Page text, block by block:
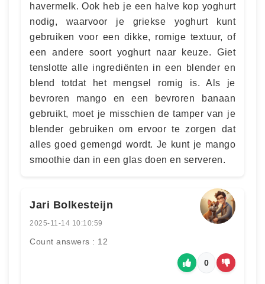
havermelk. Ook heb je een halve kop yoghurt
nodig, waarvoor je griekse yoghurt kunt
gebruiken voor een dikke, romige textuur, of
een andere soort yoghurt naar keuze. Giet
tenslotte alle ingrediënten in een blender en
blend totdat het mengsel romig is. Als je
bevroren mango en een bevroren banaan
gebruikt, moet je misschien de tamper van je
blender gebruiken om ervoor te zorgen dat
alles goed gemengd wordt. Je kunt je mango
smoothie dan in een glas doen en serveren.
Jari Bolkesteijn
2025-11-14 10:10:59
Count answers : 12
0